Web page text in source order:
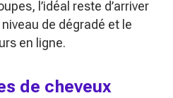
l’idéal reste d’arriver
de dégradé et le
en ligne.
de cheveux